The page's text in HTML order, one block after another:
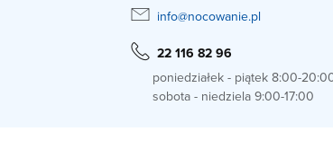
info@nocowanie.pl
22 116 82 96
poniedziałek - piątek 8:00-
sobota - niedziela 9:00-17:00